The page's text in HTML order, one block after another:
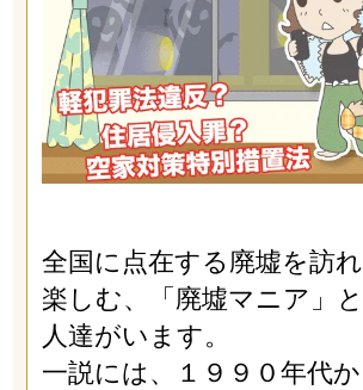
全国に点在する廃墟を訪
楽しむ、「廃墟マニア」
人達がいます。
一説には、１９９０年代